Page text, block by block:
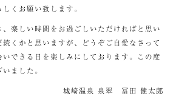
くお願い致します。
楽しい時間をお過ごしいただければと思い
くかと思いますが、どうぞご自愛なさって
いできる日を楽しみにしております。この度
ました。
城崎温泉 泉翠 冨田 健太郎